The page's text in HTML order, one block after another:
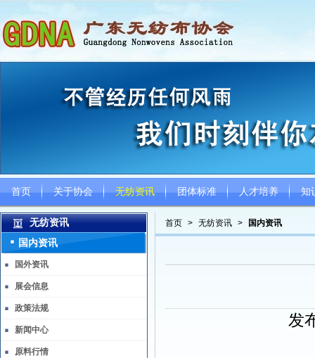
首页 关于协会 无纺资讯 团体标准 人才培养 知
首页 > 无纺资讯 > 国内资讯
发
无纺资讯
国内资讯
国外资讯
展会信息
政策法规
新闻中心
原料行情